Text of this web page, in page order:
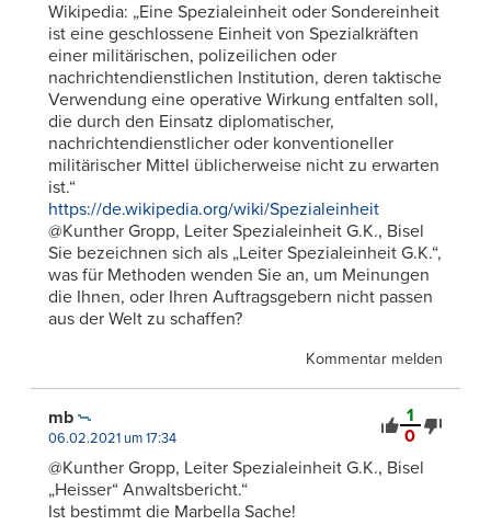
Wikipedia: „Eine Spezialeinheit oder Sondereinheit
ist eine geschlossene Einheit von Spezialkräften
einer militärischen, polizeilichen oder
nachrichtendienstlichen Institution, deren taktische
Verwendung eine operative Wirkung entfalten soll,
die durch den Einsatz diplomatischer,
nachrichtendienstlicher oder konventioneller
militärischer Mittel üblicherweise nicht zu erwarten
ist.“
https://de.wikipedia.org/wiki/Spezialeinheit
@Kunther Gropp, Leiter Spezialeinheit G.K., Bisel
Sie bezeichnen sich als „Leiter Spezialeinheit G.K.“,
was für Methoden wenden Sie an, um Meinungen
die Ihnen, oder Ihren Auftragsgebern nicht passen
aus der Welt zu schaffen?
Kommentar melden
1
0
mb
06.02.2021 um 17:34
@Kunther Gropp, Leiter Spezialeinheit G.K., Bisel
„Heisser“ Anwaltsbericht.“
Ist bestimmt die Marbella Sache!